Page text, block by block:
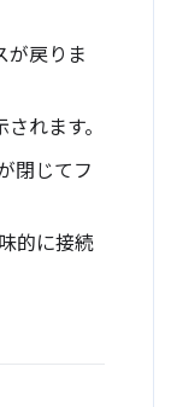
が戻りま
れます。
閉じてフ
的に接続